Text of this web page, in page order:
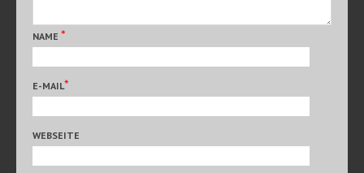
NAME *
E-MAIL*
WEBSEITE